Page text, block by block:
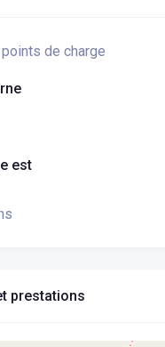
de charge
est
prestations